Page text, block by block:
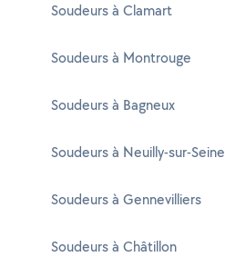
Soudeurs à Clamart
Soudeurs à Montrouge
Soudeurs à Bagneux
Soudeurs à Neuilly-sur-Seine
Soudeurs à Gennevilliers
Soudeurs à Châtillon